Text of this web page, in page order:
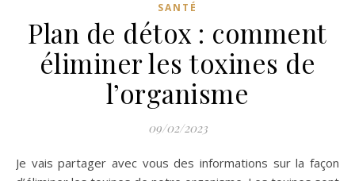
SANTÉ
Plan de détox : comment
éliminer les toxines de
l’organisme
09/02/2023
Je vais partager avec vous des informations sur la façon